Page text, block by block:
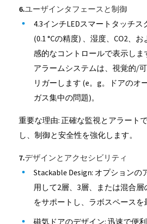
6.ユーザインタフェースと制御
4.3インチLEDスマートタッチス
(0.1 °Cの精度) 、湿度、CO2、
感的なコントロールで表示しま
アラームシステムは、視覚的/
リガーします (e。g。ドアのオ
ガス集中の問題)。
重要な理由: 正確な監視とアラート
し、制御と安全性を強化します。
7.デザインとアクセシビリティ
Stackable Design: オプションの
用して2層、3層、または混合
をサポートし、ラボスペースを
磁気ドアのデザイン: 迅速で便